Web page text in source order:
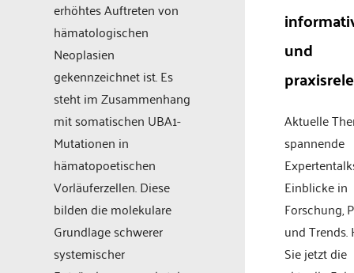
erhöhtes Auftreten von
hämatologischen
Neoplasien
gekennzeichnet ist. Es
steht im Zusammenhang
mit somatischen UBA1-
Mutationen in
hämatopoetischen
Vorläuferzellen. Diese
bilden die molekulare
Grundlage schwerer
systemischer
und
Aktuelle
spannende
Einblicke in
Forschung,
und Trends.
Sie jetzt die